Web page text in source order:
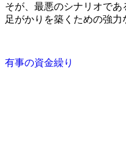
そが、最悪のシナリオで
足がかりを築くための強力
有事の資金繰り